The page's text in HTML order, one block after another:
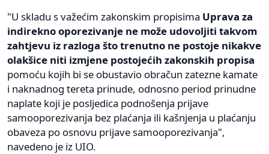
"U skladu s važećim zakonskim propisima Uprava za
indirekno oporezivanje ne može udovoljiti takvom
zahtjevu iz razloga što trenutno ne postoje nikakve
olakšice niti izmjene postojećih zakonskih propisa
pomoću kojih bi se obustavio obračun zatezne kamate
i naknadnog tereta prinude, odnosno period prinudne
naplate koji je posljedica podnošenja prijave
samooporezivanja bez plaćanja ili kašnjenja u plaćanju
obaveza po osnovu prijave samooporezivanja",
navedeno je iz UIO.